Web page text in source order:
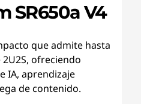
SR650a V4
que admite hasta
ofreciendo
IA, aprendizaje
de contenido.